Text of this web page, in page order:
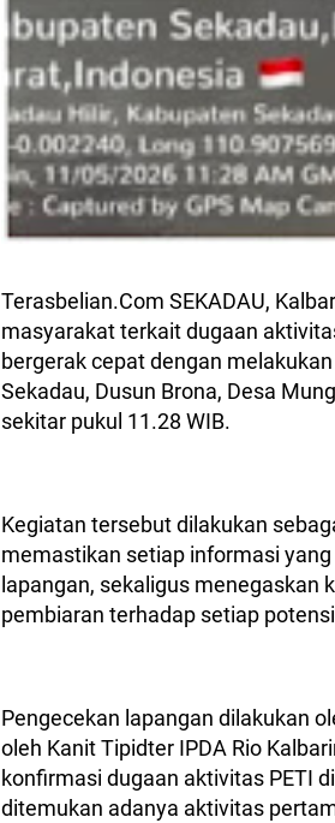
Terasbelian.Com SEKADAU,
masyarakat terkait dugaan
bergerak cepat dengan
Sekadau, Dusun Brona, Desa
sekitar pukul 11.28 WIB.
Kegiatan tersebut dilakukan
memastikan setiap informasi
lapangan, sekaligus menegaskan
pembiaran terhadap setiap
Pengecekan lapangan dilakukan
oleh Kanit Tipidter IPDA Rio
konfirmasi dugaan aktivitas PETI
ditemukan adanya aktivitas